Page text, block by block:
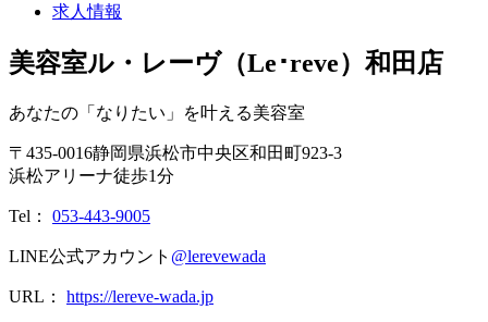
求人情報
美容室ル・レーヴ（Le･reve）和田店
あなたの「なりたい」を叶える美容室
〒 435-0016静岡県浜松市中央区和田町923-3
浜松アリーナ徒歩1分
Tel： 053-443-9005
LINE公式アカウント @lerevewada
URL： https://lereve-wada.jp